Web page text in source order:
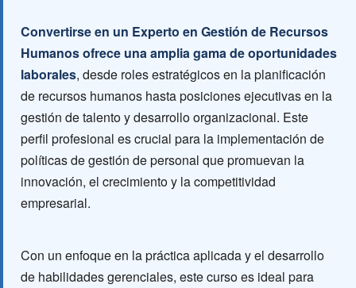
Convertirse en un Experto en Gestión de Recursos
Humanos ofrece una amplia gama de oportunidades
laborales, desde roles estratégicos en la planificación
de recursos humanos hasta posiciones ejecutivas en la
gestión de talento y desarrollo organizacional. Este
perfil profesional es crucial para la implementación de
políticas de gestión de personal que promuevan la
innovación, el crecimiento y la competitividad
empresarial.
Con un enfoque en la práctica aplicada y el desarrollo
de habilidades gerenciales, este curso es ideal para